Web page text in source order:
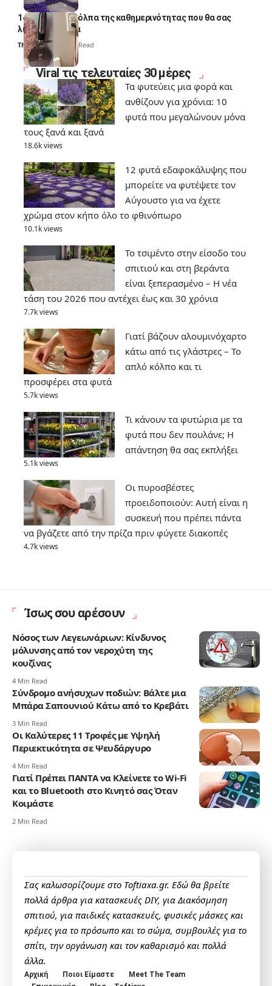
14 πανέξυπνα κόλπα της καθημερινότητας που θα σας
λύσουν τα χέρια
Thali Ombre 6 Min Read
Viral τις τελευταίες 30 μέρες
Τα φυτεύεις μια φορά και
ανθίζουν για χρόνια: 10
φυτά που μεγαλώνουν μόνα
τους ξανά και ξανά
18.6k views
12 φυτά εδαφοκάλυψης που
μπορείτε να φυτέψετε τον
Αύγουστο για να έχετε
χρώμα στον κήπο όλο το φθινόπωρο
10.1k views
Το τσιμέντο στην είσοδο του
σπιτιού και στη βεράντα
είναι ξεπερασμένο – Η νέα
τάση του 2026 που αντέχει έως και 30 χρόνια
7.7k views
Γιατί βάζουν αλουμινόχαρτο
κάτω από τις γλάστρες – Το
απλό κόλπο και τι
προσφέρει στα φυτά
5.7k views
Τι κάνουν τα φυτώρια με τα
φυτά που δεν πουλάνε; Η
απάντηση θα σας εκπλήξει
5.1k views
Οι πυροσβέστες
προειδοποιούν: Αυτή είναι η
συσκευή που πρέπει πάντα
να βγάζετε από την πρίζα πριν φύγετε διακοπές
4.7k views
Ίσως σου αρέσουν
Νόσος των Λεγεωνάριων: Κίνδυνος
μόλυνσης από τον νεροχύτη της
κουζίνας
4 Min Read
Σύνδρομο ανήσυχων ποδιών: Βάλτε μια
Μπάρα Σαπουνιού Κάτω από το Κρεβάτι
3 Min Read
Οι Καλύτερες 11 Τροφές με Υψηλή
Περιεκτικότητα σε Ψευδάργυρο
4 Min Read
Γιατί Πρέπει ΠΑΝΤΑ να Κλείνετε το Wi-Fi
και το Bluetooth στο Κινητό σας Όταν
Κοιμάστε
2 Min Read
Σας καλωσορίζουμε στο Toftiaxa.gr. Εδώ θα βρείτε
πολλά άρθρα για κατασκευές DIY, για Διακόσμηση
σπιτιού, για παιδικές κατασκευές, φυσικές μάσκες και
κρέμες για το πρόσωπο και το σώμα, συμβουλές για το
σπίτι, την οργάνωση και τον καθαρισμό και πολλά
άλλα.
Αρχική Ποιοι Είμαστε
Meet The Team